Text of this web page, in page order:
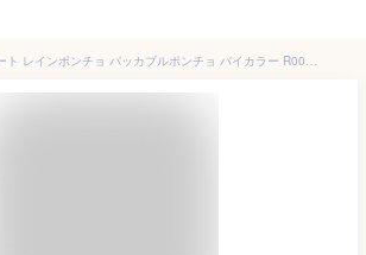
Wpc. レインコート レインポンチョ パッカブルポンチョ バイカラー R005 レディース メンズ 2025年春夏新作 おしゃれ シンプル 無地 自転車 ロング 撥水 防水 通勤 通学 チャコール カーキ ベージュ BICOLOR PACKABLE RAIN PONCHO [CP発送]